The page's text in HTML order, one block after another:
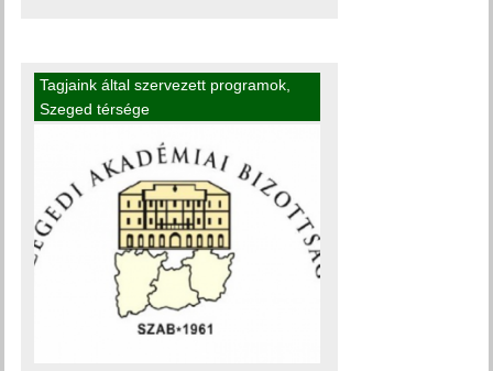
Tagjaink által szervezett programok
Szeged térsége